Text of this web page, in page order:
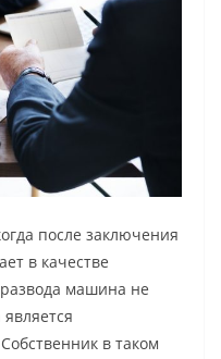
после заключения
в качестве
машина не
в таком